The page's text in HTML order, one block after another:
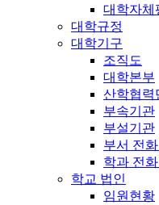
대학자체
대학규정
대학기구
조직도
대학본부
산학협력
부속기관
부설기관
부서 전
학과 전
학교 법인
임원현황